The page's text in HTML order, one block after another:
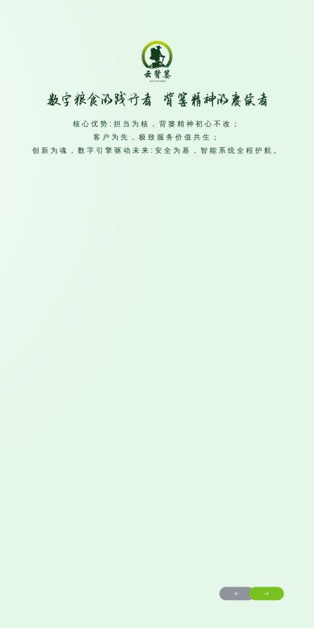
核心优势:担当为核，背篓精神初心不改；
客户为先，极致服务价值共生；
创新为魂，数字引擎驱动未来:安全为基，智能系统全程护航。